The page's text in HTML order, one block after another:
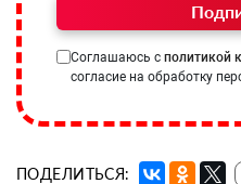
Соглашаюсь с политикой
согласие на обработку
ПОДЕЛИТЬСЯ: